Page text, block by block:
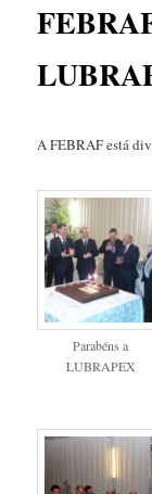
A FEBRAF está
Parabéns a
LUBRAPEX